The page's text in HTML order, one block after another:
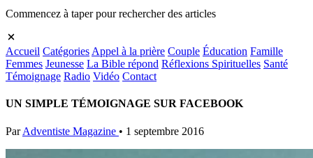
Commencez à taper pour rechercher des articles
Accueil Catégories Appel à la prière Couple Éducation Famille
Femmes Jeunesse La Bible répond Réflexions Spirituelles Santé
Témoignage Radio Vidéo Contact
UN SIMPLE TÉMOIGNAGE SUR FACEBOOK
Par Adventiste Magazine • 1 septembre 2016